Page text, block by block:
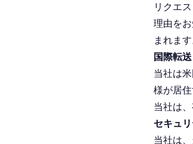
リクエ
理由を
まれま
国際転送
当社は
様が居
当社は
セキュ
当社は